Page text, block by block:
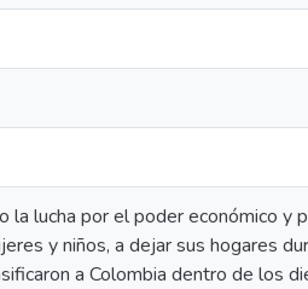
la lucha por el poder económico y
y niños, a dejar sus hogares
a Colombia dentro de los